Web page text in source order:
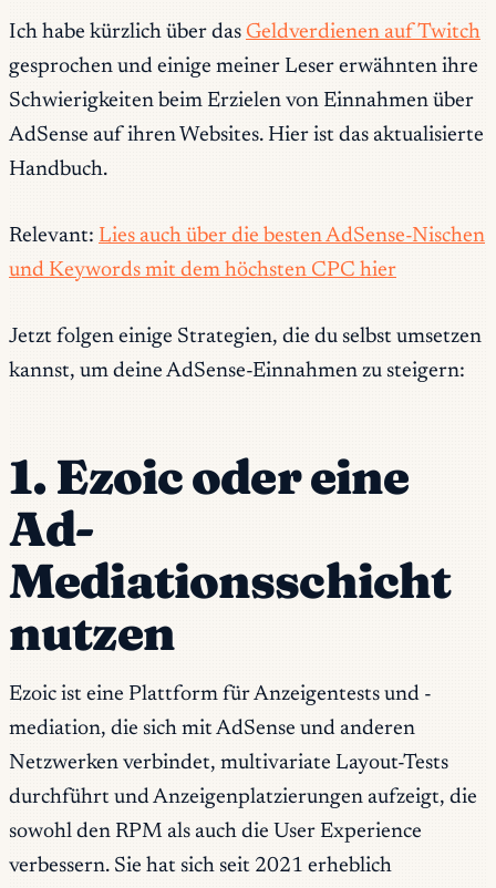
Ich habe kürzlich über das Geldverdienen auf Twitch
gesprochen und einige meiner Leser erwähnten ihre
Schwierigkeiten beim Erzielen von Einnahmen über
AdSense auf ihren Websites. Hier ist das aktualisierte
Handbuch.
Relevant: Lies auch über die besten AdSense-Nischen
und Keywords mit dem höchsten CPC hier
Jetzt folgen einige Strategien, die du selbst umsetzen
kannst, um deine AdSense-Einnahmen zu steigern:
1. Ezoic oder eine
Ad-
Mediationsschicht
nutzen
Ezoic ist eine Plattform für Anzeigentests und -
mediation, die sich mit AdSense und anderen
Netzwerken verbindet, multivariate Layout-Tests
durchführt und Anzeigenplatzierungen aufzeigt, die
sowohl den RPM als auch die User Experience
verbessern. Sie hat sich seit 2021 erheblich